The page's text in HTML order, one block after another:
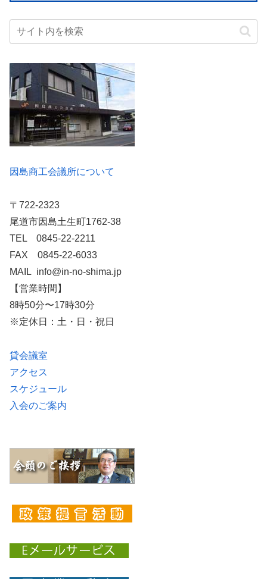
因島商工会議所について
〒722-2323
尾道市因島土生町1762-38
TEL 0845-22-2211
FAX 0845-22-6033
MAIL info@in-no-shima.jp
【営業時間】
8時50分〜17時30分
※定休日：土・日・祝日
貸会議室
アクセス
スケジュール
入会のご案内